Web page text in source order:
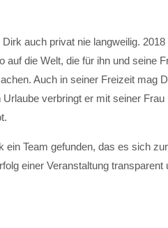
auch privat nie langweilig.
auf die Welt, die für ihn und seine
Auch in seiner Freizeit mag
verbringt er mit seiner Frau
ein Team gefunden, das es sich zur
einer Veranstaltung transparent